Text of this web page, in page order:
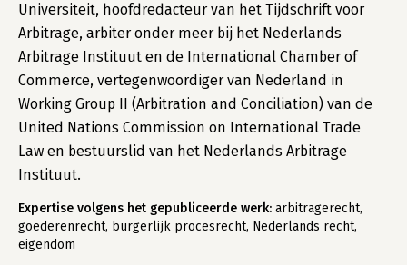
Universiteit, hoofdredacteur van het Tijdschrift voor
Arbitrage, arbiter onder meer bij het Nederlands
Arbitrage Instituut en de International Chamber of
Commerce, vertegenwoordiger van Nederland in
Working Group II (Arbitration and Conciliation) van de
United Nations Commission on International Trade
Law en bestuurslid van het Nederlands Arbitrage
Instituut.
Expertise volgens het gepubliceerde werk: arbitragerecht,
goederenrecht, burgerlijk procesrecht, Nederlands recht,
eigendom